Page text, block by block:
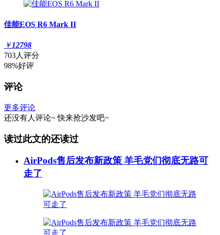
佳能EOS R6 Mark II
￥12798
703人评分
98%好评
评论
更多评论
还没有人评论~ 快来抢沙发吧~
读过此文的还读过
AirPods售后发布新政策 羊毛党们彻底无路可
走了